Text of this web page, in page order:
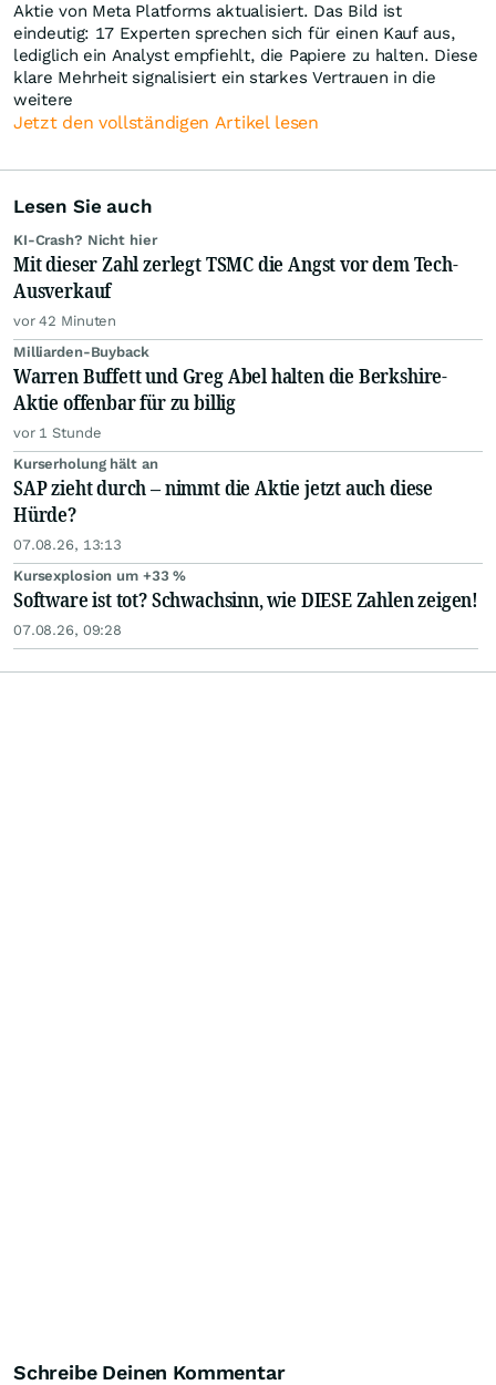
Aktie von Meta Platforms aktualisiert. Das Bild ist
eindeutig: 17 Experten sprechen sich für einen Kauf aus,
lediglich ein Analyst empfiehlt, die Papiere zu halten. Diese
klare Mehrheit signalisiert ein starkes Vertrauen in die
weitere
Jetzt den vollständigen Artikel lesen
Lesen Sie auch
KI-Crash? Nicht hier
Mit dieser Zahl zerlegt TSMC die Angst vor dem Tech-
Ausverkauf
vor 42 Minuten
Milliarden-Buyback
Warren Buffett und Greg Abel halten die Berkshire-
Aktie offenbar für zu billig
vor 1 Stunde
Kurserholung hält an
SAP zieht durch – nimmt die Aktie jetzt auch diese
Hürde?
07.08.26, 13:13
Kursexplosion um +33 %
Software ist tot? Schwachsinn, wie DIESE Zahlen zeigen!
07.08.26, 09:28
Schreibe Deinen Kommentar